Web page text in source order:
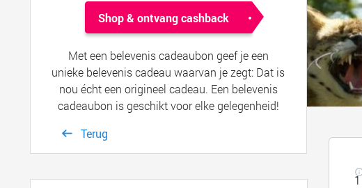
Shop & ontvang cashback
Met een belevenis cadeaubon geef je een
unieke belevenis cadeau waarvan je zegt: Dat is
nou écht een origineel cadeau. Een belevenis
cadeaubon is geschikt voor elke gelegenheid!
Terug